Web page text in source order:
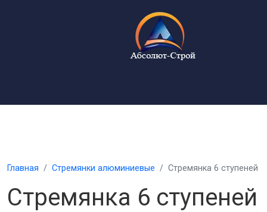
Главная Стремянки алюминиевые Стремянка 6 ступеней
Стремянка 6 ступеней